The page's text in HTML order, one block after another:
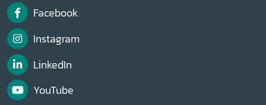
Facebook
Instagram
LinkedIn
YouTube